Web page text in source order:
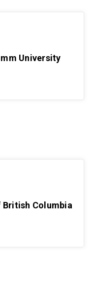
University
British Columbia